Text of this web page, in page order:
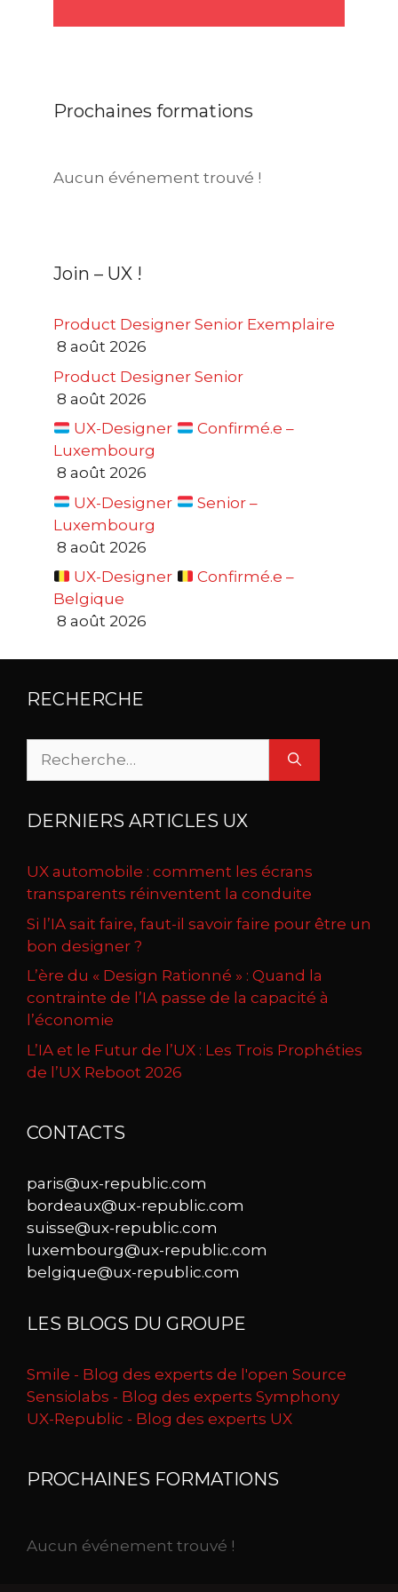
Prochaines formations
Aucun événement trouvé !
Join – UX !
Product Designer Senior Exemplaire
8 août 2026
Product Designer Senior
8 août 2026
UX-Designer
Confirmé.e –
Luxembourg
8 août 2026
UX-Designer
Senior –
Luxembourg
8 août 2026
UX-Designer
Confirmé.e –
Belgique
8 août 2026
RECHERCHE
Rechercher :
DERNIERS ARTICLES UX
UX automobile : comment les écrans
transparents réinventent la conduite
Si l’IA sait faire, faut-il savoir faire pour être un
bon designer ?
L’ère du « Design Rationné » : Quand la
contrainte de l’IA passe de la capacité à
l’économie
L’IA et le Futur de l’UX : Les Trois Prophéties
de l’UX Reboot 2026
CONTACTS
paris@ux-republic.com
bordeaux@ux-republic.com
suisse@ux-republic.com
luxembourg@ux-republic.com
belgique@ux-republic.com
LES BLOGS DU GROUPE
Smile - Blog des experts de l'open Source
Sensiolabs - Blog des experts Symphony
UX-Republic - Blog des experts UX
PROCHAINES FORMATIONS
Aucun événement trouvé !